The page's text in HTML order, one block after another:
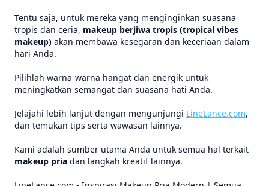
Tentu saja, untuk mereka yang menginginkan suasana
tropis dan ceria, makeup berjiwa tropis (tropical vibes
makeup) akan membawa kesegaran dan keceriaan dalam
hari Anda.
Pilihlah warna-warna hangat dan energik untuk
meningkatkan semangat dan suasana hati Anda.
Jelajahi lebih lanjut dengan mengunjungi LineLance.com,
dan temukan tips serta wawasan lainnya.
Kami adalah sumber utama Anda untuk semua hal terkait
makeup pria dan langkah kreatif lainnya.